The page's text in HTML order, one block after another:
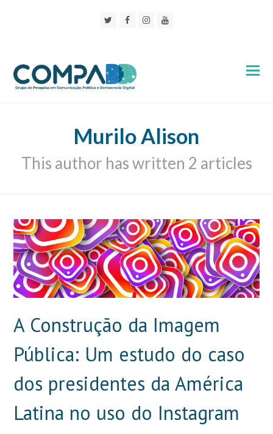
TwitterFacebookInstagramYoutube
Murilo Alison
This author has written 2 articles
A Construção da Imagem
Pública: Um estudo do caso
dos presidentes da América
Latina no uso do Instagram